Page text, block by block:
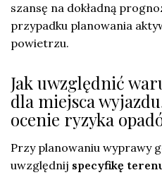
szansę na dokładną
przypadku planowania
powietrzu.
Jak uwzględnić
dla miejsca
ocenie ryzyka
Przy planowaniu wyprawy
uwzględnij specyfikę